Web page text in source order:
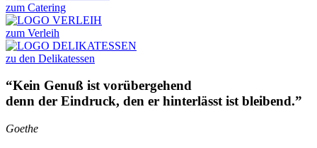
zum Catering
zum Verleih
zu den Delikatessen
“Kein Genuß ist vorübergehend
denn der Eindruck, den er hinterlässt ist bleibend.”
Goethe